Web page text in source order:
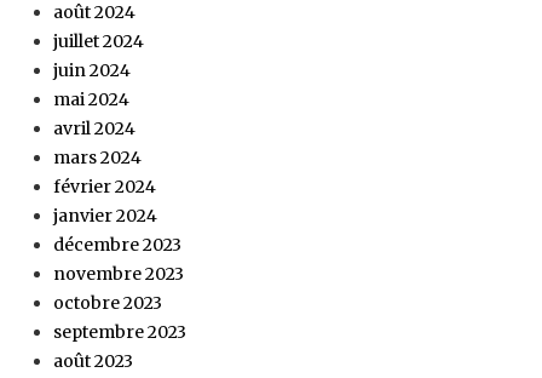
août 2024
juillet 2024
juin 2024
mai 2024
avril 2024
mars 2024
février 2024
janvier 2024
décembre 2023
novembre 2023
octobre 2023
septembre 2023
août 2023